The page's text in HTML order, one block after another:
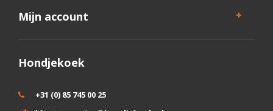
Mijn account
Hondjekoek
+31 (0) 85 745 00 25